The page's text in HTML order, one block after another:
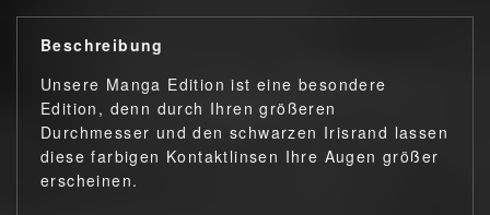
Beschreibung
Unsere Manga Edition ist eine besondere
Edition, denn durch Ihren größeren
Durchmesser und den schwarzen Irisrand lassen
diese farbigen Kontaktlinsen Ihre Augen größer
erscheinen.